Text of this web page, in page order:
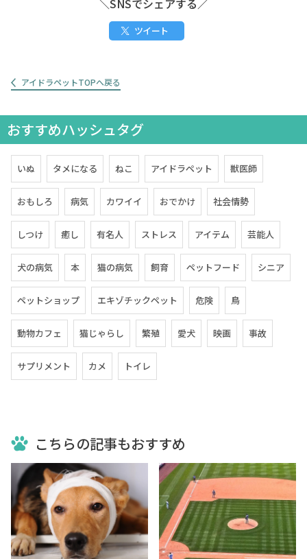
＼SNSでシェアする／
ツイート
アイドラペットTOPへ戻る
おすすめハッシュタグ
いぬ タメになる ねこ アイドラペット 獣医師
おもしろ 病気 カワイイ おでかけ 社会情勢
しつけ 癒し 有名人 ストレス アイテム 芸能人
犬の病気 本 猫の病気 飼育 ペットフード シニア
ペットショップ エキゾチックペット 危険 鳥
動物カフェ 猫じゃらし 繁殖 愛犬 映画 事故
サプリメント カメ トイレ
こちらの記事もおすすめ